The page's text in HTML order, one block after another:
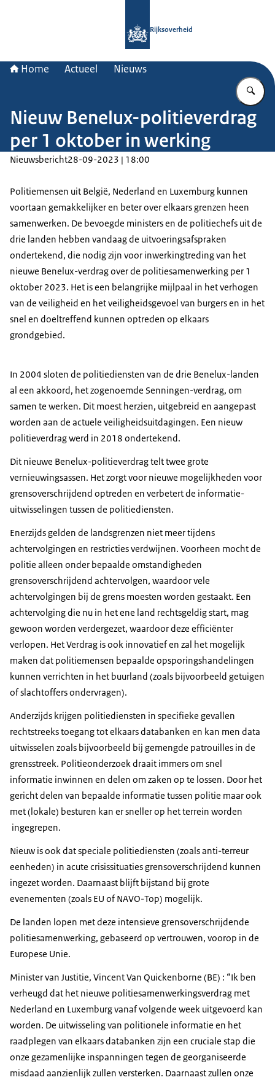
Rijksoverheid
Home Actueel Nieuws
Nieuw Benelux-politieverdrag
per 1 oktober in werking
Nieuwsbericht28-09-2023 | 18:00
Politiemensen uit België, Nederland en Luxemburg kunnen
voortaan gemakkelijker en beter over elkaars grenzen heen
samenwerken. De bevoegde ministers en de politiechefs uit de
drie landen hebben vandaag de uitvoeringsafspraken
ondertekend, die nodig zijn voor inwerkingtreding van het
nieuwe Benelux-verdrag over de politiesamenwerking per 1
oktober 2023. Het is een belangrijke mijlpaal in het verhogen
van de veiligheid en het veiligheidsgevoel van burgers en in het
snel en doeltreffend kunnen optreden op elkaars
grondgebied.
In 2004 sloten de politiediensten van de drie Benelux-landen
al een akkoord, het zogenoemde Senningen-verdrag, om
samen te werken. Dit moest herzien, uitgebreid en aangepast
worden aan de actuele veiligheidsuitdagingen. Een nieuw
politieverdrag werd in 2018 ondertekend.
Dit nieuwe Benelux-politieverdrag telt twee grote
vernieuwingsassen. Het zorgt voor nieuwe mogelijkheden voor
grensoverschrijdend optreden en verbetert de informatie-
uitwisselingen tussen de politiediensten.
Enerzijds gelden de landsgrenzen niet meer tijdens
achtervolgingen en restricties verdwijnen. Voorheen mocht de
politie alleen onder bepaalde omstandigheden
grensoverschrijdend achtervolgen, waardoor vele
achtervolgingen bij de grens moesten worden gestaakt. Een
achtervolging die nu in het ene land rechtsgeldig start, mag
gewoon worden verdergezet, waardoor deze efficiënter
verlopen. Het Verdrag is ook innovatief en zal het mogelijk
maken dat politiemensen bepaalde opsporingshandelingen
kunnen verrichten in het buurland (zoals bijvoorbeeld getuigen
of slachtoffers ondervragen).
Anderzijds krijgen politiediensten in specifieke gevallen
rechtstreeks toegang tot elkaars databanken en kan men data
uitwisselen zoals bijvoorbeeld bij gemengde patrouilles in de
grensstreek. Politieonderzoek draait immers om snel
informatie inwinnen en delen om zaken op te lossen. Door het
gericht delen van bepaalde informatie tussen politie maar ook
met (lokale) besturen kan er sneller op het terrein worden
ingegrepen.
Nieuw is ook dat speciale politiediensten (zoals anti-terreur
eenheden) in acute crisissituaties grensoverschrijdend kunnen
ingezet worden. Daarnaast blijft bijstand bij grote
evenementen (zoals EU of NAVO-Top) mogelijk.
De landen lopen met deze intensieve grensoverschrijdende
politiesamenwerking, gebaseerd op vertrouwen, voorop in de
Europese Unie.
Minister van Justitie, Vincent Van Quickenborne (BE) : “Ik ben
verheugd dat het nieuwe politiesamenwerkingsverdrag met
Nederland en Luxemburg vanaf volgende week uitgevoerd kan
worden. De uitwisseling van politionele informatie en het
raadplegen van elkaars databanken zijn een cruciale stap die
onze gezamenlijke inspanningen tegen de georganiseerde
misdaad aanzienlijk zullen versterken. Daarnaast zullen onze